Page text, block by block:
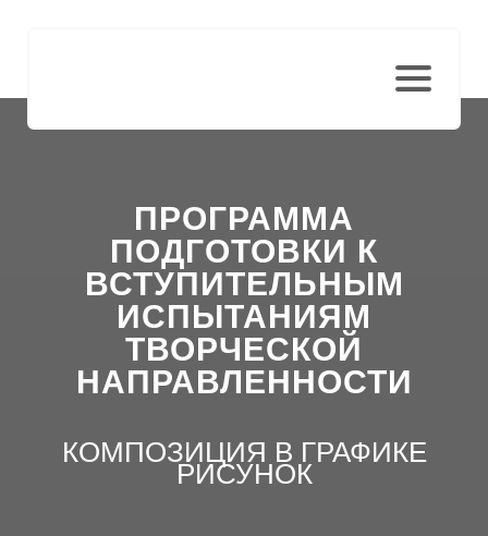
ПРОГРАММА
ПОДГОТОВКИ К
ВСТУПИТЕЛЬНЫМ
ИСПЫТАНИЯМ
ТВОРЧЕСКОЙ
НАПРАВЛЕННОСТИ
КОМПОЗИЦИЯ В ГРАФИКЕ
РИСУНОК